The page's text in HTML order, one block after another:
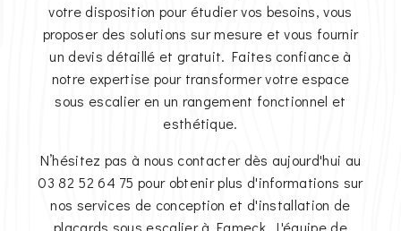
votre disposition pour étudier vos besoins, vous
proposer des solutions sur mesure et vous fournir
un devis détaillé et gratuit. Faites confiance à
notre expertise pour transformer votre espace
sous escalier en un rangement fonctionnel et
esthétique.
N’hésitez pas à nous contacter dès aujourd'hui au
03 82 52 64 75 pour obtenir plus d'informations sur
nos services de conception et d'installation de
placards sous escalier à Fameck. L'équipe de